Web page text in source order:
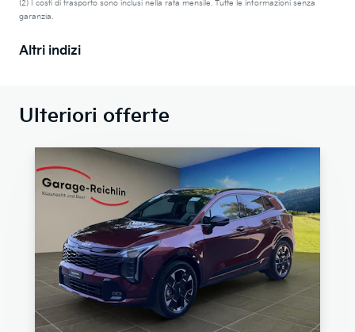
(2) I costi di trasporto sono inclusi nella rata mensile. Tutte le informazioni senza
garanzia.
Altri indizi
Ulteriori offerte